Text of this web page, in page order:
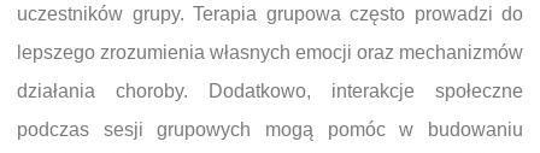
uczestników grupy. Terapia grupowa często prowadzi do
lepszego zrozumienia własnych emocji oraz mechanizmów
działania choroby. Dodatkowo, interakcje społeczne
podczas sesji grupowych mogą pomóc w budowaniu